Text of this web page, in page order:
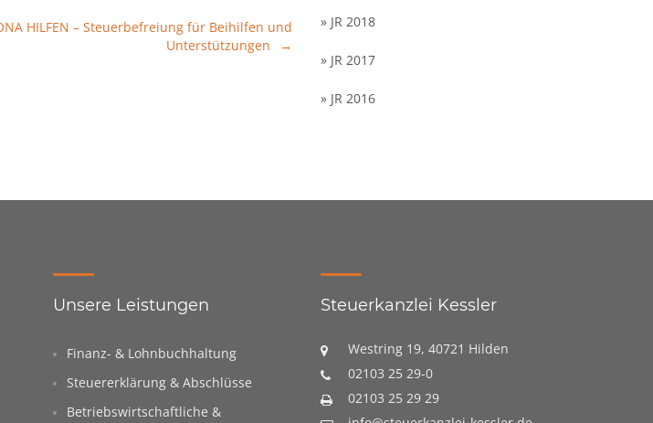
HILFEN – Steuerbefreiung für Beihilfen und
Unterstützungen
» JR 2018
» JR 2017
» JR 2016
Unsere Leistungen
Finanz- & Lohnbuchhaltung
Steuererklärung & Abschlüsse
Betriebswirtschaftliche &
Steuerkanzlei Kessler
Westring 19, 40721 Hilden
02103 25 29-0
02103 25 29 29